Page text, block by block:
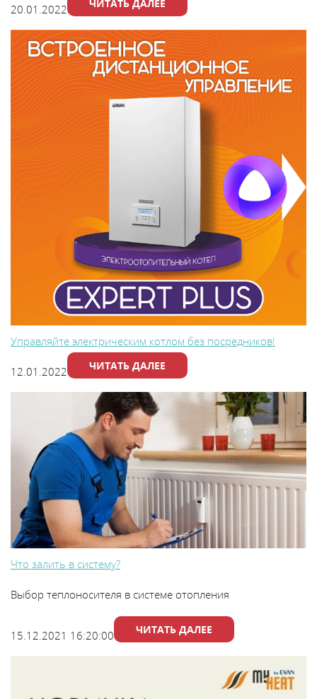
20.01.2022 ЧИТАТЬ ДАЛЕЕ
Управляйте электрическим котлом без посредников!
12.01.2022 ЧИТАТЬ ДАЛЕЕ
Что залить в систему?
Выбор теплоносителя в системе отопления
15.12.2021 16:20:00 ЧИТАТЬ ДАЛЕЕ